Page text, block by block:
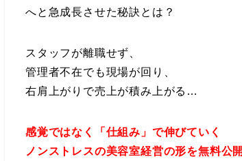
へと急成長させた秘訣とは？
スタッフが離職せず、
管理者不在でも現場が回り、
右肩上がりで売上が積み上がる …
感覚ではなく「仕組み」で伸びていく
ノンストレスの美容室経営の形を無料公開